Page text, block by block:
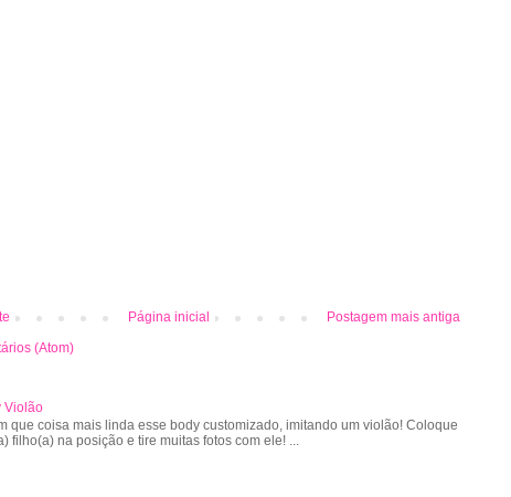
Postagem mais antiga
Página inicial
(Atom)
Violão
que coisa mais linda esse body customizado, imitando um violão! Coloque
filho(a) na posição e tire muitas fotos com ele! ...